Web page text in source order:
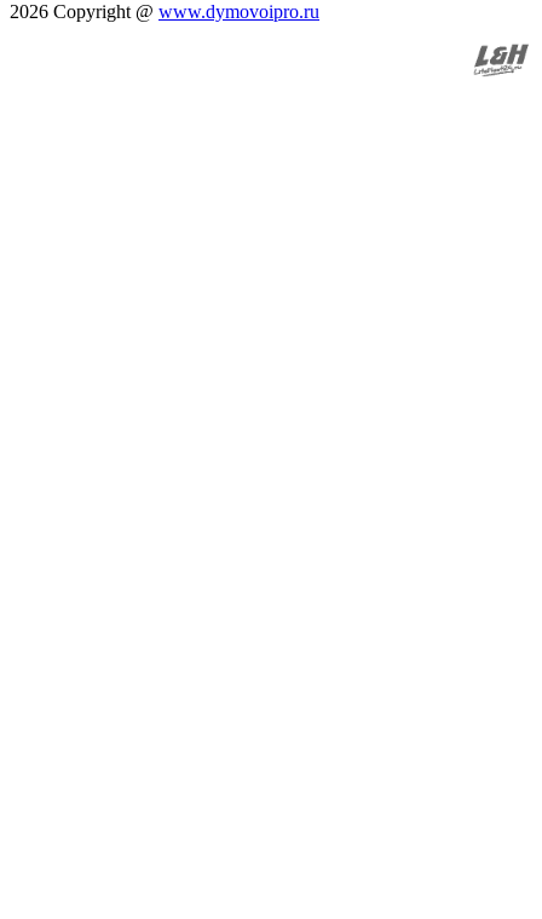
2026 Copyright @ www.dymovoipro.ru